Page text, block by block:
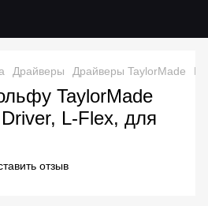
Драйверы Драйверы TaylorMade
TaylorMade
L-Flex, для
отзыв